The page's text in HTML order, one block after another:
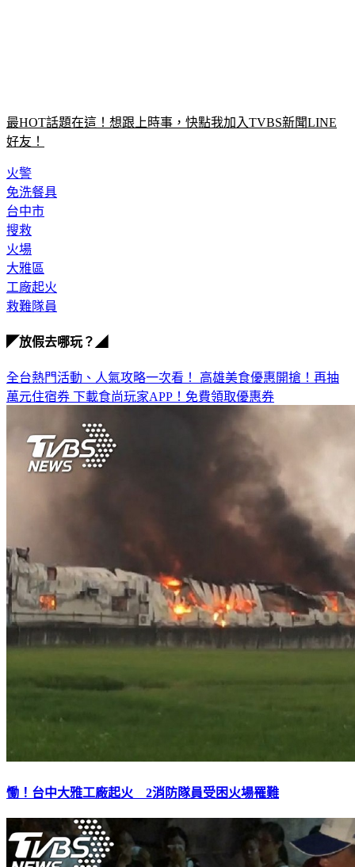
最HOT話題在這！想跟上時事，快點我加入TVBS新聞LINE
好友！
火警
免洗餐具
台中市
搜救
火場
大雅區
工廠起火
救難隊員
◤放假去哪玩？◢
全台熱門活動、人氣攻略一次看！ 高雄美食優惠開搶！再抽
萬元住宿券 下載食尚玩家APP！免費領取優惠券
慟！台中大雅工廠起火 2消防隊員受困火場罹難